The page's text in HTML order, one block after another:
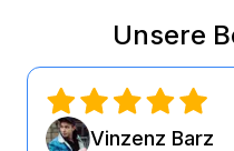
Unsere
Vinzenz Barz